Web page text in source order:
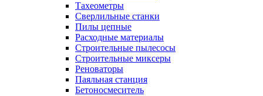
Тахеометры
Сверлильные станки
Пилы цепные
Расходные материалы
Строительные пылесосы
Строительные миксеры
Реноваторы
Паяльная станция
Бетоносмеситель